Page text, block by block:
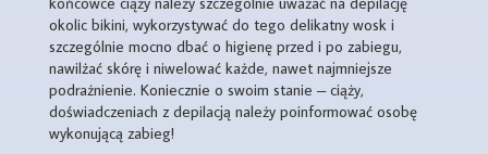
okolic bikini, wykorzystywać do tego delikatny wosk i
szczególnie mocno dbać o higienę przed i po zabiegu,
nawilżać skórę i niwelować każde, nawet najmniejsze
podrażnienie. Koniecznie o swoim stanie – ciąży,
doświadczeniach z depilacją należy poinformować osobę
wykonującą zabieg!